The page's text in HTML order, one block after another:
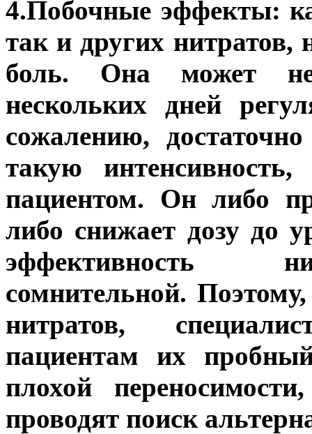
4.Побочные эффекты:
так и других нитратов,
боль. Она может
нескольких дней
сожалению,
такую интенсивность,
пациентом. Он либо
либо снижает дозу до
эффективность
сомнительной.
нитратов,
пациентам их
плохой
проводят поиск